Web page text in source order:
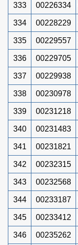
333 00226334
334 00228229
335 00229557
336 00229705
337 00229938
338 00230978
339 00231218
340 00231483
341 00231821
342 00232315
343 00232568
344 00233187
345 00233412
346 00235262